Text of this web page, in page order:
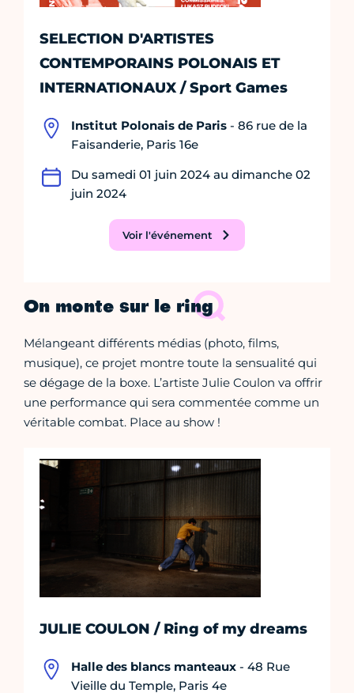
SELECTION D'ARTISTES
CONTEMPORAINS POLONAIS ET
INTERNATIONAUX / Sport Games
Institut Polonais de Paris - 86 rue de la
Faisanderie, Paris 16e
Du samedi 01 juin 2024 au dimanche 02
juin 2024
Voir l'événement
On monte sur le ring
Mélangeant différents médias (photo, films,
musique), ce projet montre toute la sensualité qui
se dégage de la boxe. L’artiste Julie Coulon va offrir
une performance qui sera commentée comme un
véritable combat. Place au show !
JULIE COULON / Ring of my dreams
Halle des blancs manteaux - 48 Rue
Vieille du Temple, Paris 4e